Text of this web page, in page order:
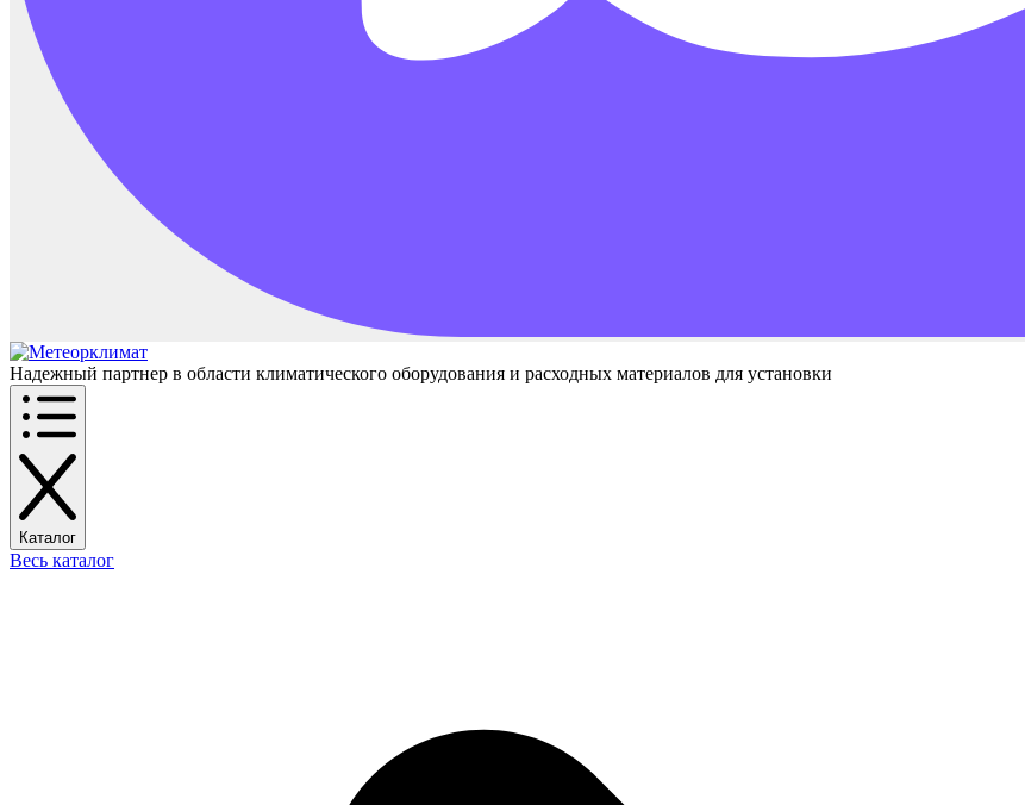
Надежный партнер в области климатического оборудования и расходных материалов для установки
Каталог
Весь каталог